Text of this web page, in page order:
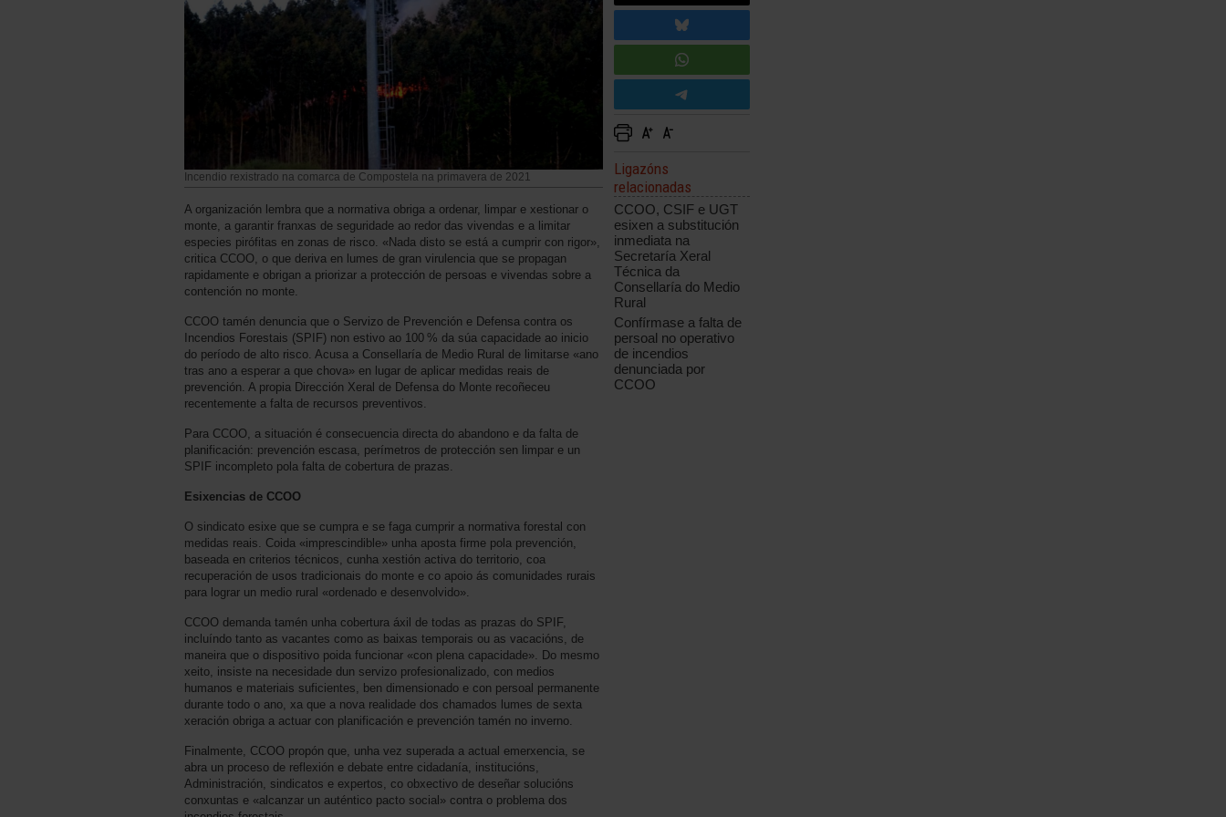
Incendio rexistrado na comarca de Compostela na primavera de 2021
A organización lembra que a normativa obriga a ordenar, limpar e xestionar o
monte, a garantir franxas de seguridade ao redor das vivendas e a limitar
especies pirófitas en zonas de risco. «Nada disto se está a cumprir con rigor»,
critica CCOO, o que deriva en lumes de gran virulencia que se propagan
rapidamente e obrigan a priorizar a protección de persoas e vivendas sobre a
contención no monte.
CCOO tamén denuncia que o Servizo de Prevención e Defensa contra os
Incendios Forestais (SPIF) non estivo ao 100 % da súa capacidade ao inicio
do período de alto risco. Acusa a Consellaría de Medio Rural de limitarse «ano
tras ano a esperar a que chova» en lugar de aplicar medidas reais de
prevención. A propia Dirección Xeral de Defensa do Monte recoñeceu
recentemente a falta de recursos preventivos.
Para CCOO, a situación é consecuencia directa do abandono e da falta de
planificación: prevención escasa, perímetros de protección sen limpar e un
SPIF incompleto pola falta de cobertura de prazas.
Esixencias de CCOO
O sindicato esixe que se cumpra e se faga cumprir a normativa forestal con
medidas reais. Coida «imprescindible» unha aposta firme pola prevención,
baseada en criterios técnicos, cunha xestión activa do territorio, coa
recuperación de usos tradicionais do monte e co apoio ás comunidades rurais
para lograr un medio rural «ordenado e desenvolvido».
CCOO demanda tamén unha cobertura áxil de todas as prazas do SPIF,
incluíndo tanto as vacantes como as baixas temporais ou as vacacións, de
maneira que o dispositivo poida funcionar «con plena capacidade». Do mesmo
xeito, insiste na necesidade dun servizo profesionalizado, con medios
humanos e materiais suficientes, ben dimensionado e con persoal permanente
durante todo o ano, xa que a nova realidade dos chamados lumes de sexta
xeración obriga a actuar con planificación e prevención tamén no inverno.
Finalmente, CCOO propón que, unha vez superada a actual emerxencia, se
abra un proceso de reflexión e debate entre cidadanía, institucións,
Administración, sindicatos e expertos, co obxectivo de deseñar solucións
conxuntas e «alcanzar un auténtico pacto social» contra o problema dos
Ligazóns
relacionadas
CCOO, CSIF e UGT
esixen a substitución
inmediata na
Secretaría Xeral
Técnica da
Consellaría do Medio
Rural
Confírmase a falta de
persoal no operativo
de incendios
denunciada por
CCOO